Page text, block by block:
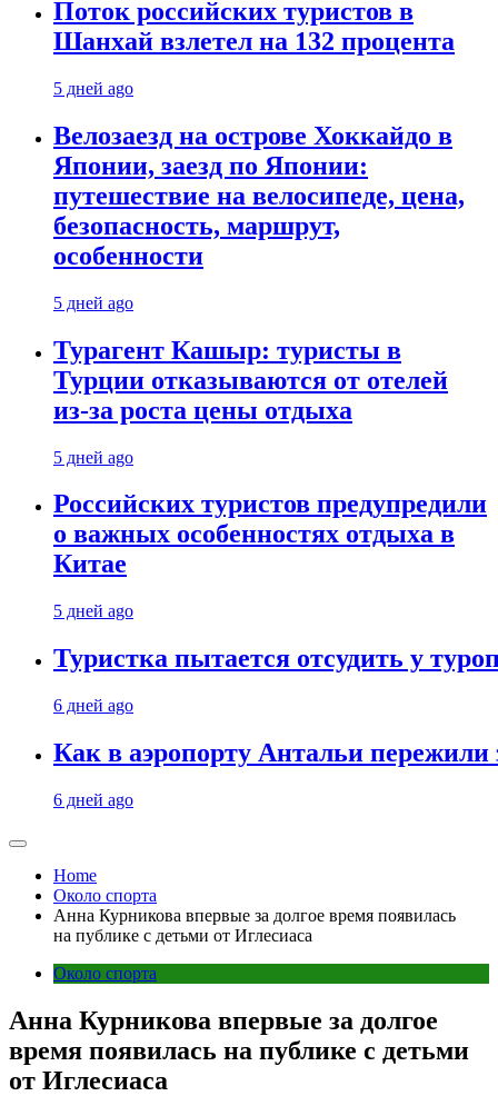
Поток российских туристов в
Шанхай взлетел на 132 процента
5 дней ago
Велозаезд на острове Хоккайдо в
Японии, заезд по Японии:
путешествие на велосипеде, цена,
безопасность, маршрут,
особенности
5 дней ago
Турагент Кашыр: туристы в
Турции отказываются от отелей
из-за роста цены отдыха
5 дней ago
Российских туристов предупредили
о важных особенностях отдыха в
Китае
5 дней ago
Туристка пытается отсудить у
6 дней ago
Как в аэропорту Антальи
6 дней ago
Home
Около спорта
Анна Курникова впервые за долгое время появилась
на публике с детьми от Иглесиаса
Около спорта
Анна Курникова впервые за долгое
время появилась на публике с детьми
от Иглесиаса